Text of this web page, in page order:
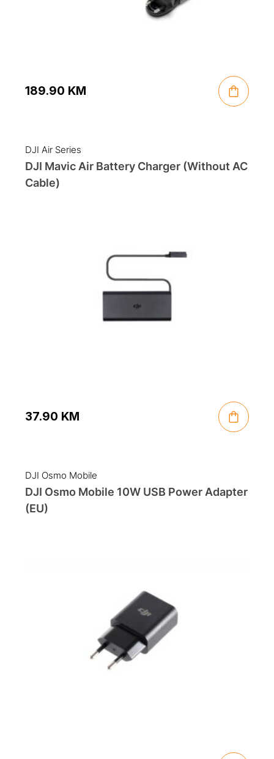
189.90 KM
DJI Air Series
DJI Mavic Air Battery Charger (Without AC
Cable)
37.90 KM
DJI Osmo Mobile
DJI Osmo Mobile 10W USB Power Adapter
(EU)